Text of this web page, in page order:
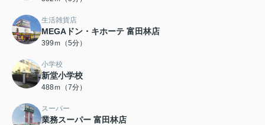
生活雑貨店
MEGAドン・キホーテ 富田林店
399ｍ（5分）
小学校
新堂小学校
488ｍ（7分）
スーパー
業務スーパー 富田林店